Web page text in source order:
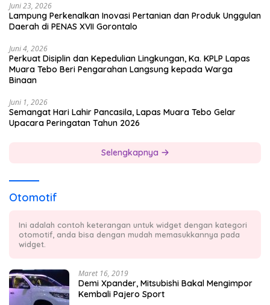
Juni 23, 2026
Lampung Perkenalkan Inovasi Pertanian dan Produk Unggulan
Daerah di PENAS XVII Gorontalo
Juni 4, 2026
Perkuat Disiplin dan Kepedulian Lingkungan, Ka. KPLP Lapas
Muara Tebo Beri Pengarahan Langsung kepada Warga
Binaan
Juni 1, 2026
Semangat Hari Lahir Pancasila, Lapas Muara Tebo Gelar
Upacara Peringatan Tahun 2026
Selengkapnya
Otomotif
Ini adalah contoh keterangan untuk widget dengan kategori
otomotif, anda bisa dengan mudah memasukkannya pada
widget.
Maret 16, 2019
Demi Xpander, Mitsubishi Bakal Mengimpor
Kembali Pajero Sport